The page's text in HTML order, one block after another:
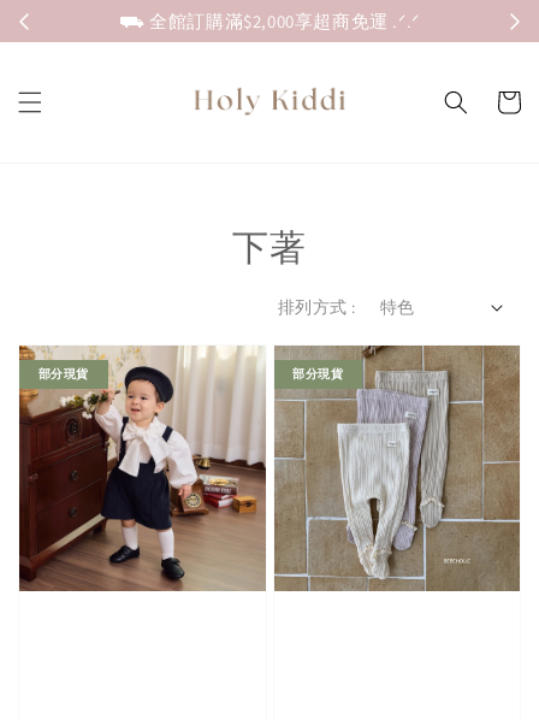
⛟ 全館訂購滿$2,000享超商免運 .ᐟ.ᐟ
下著
排列方式 :
部分現貨 部分現貨